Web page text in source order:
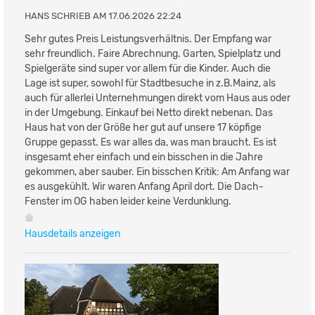
HANS SCHRIEB AM 17.06.2026 22:24
Sehr gutes Preis Leistungsverhältnis. Der Empfang war
sehr freundlich. Faire Abrechnung. Garten, Spielplatz und
Spielgeräte sind super vor allem für die Kinder. Auch die
Lage ist super, sowohl für Stadtbesuche in z.B.Mainz, als
auch für allerlei Unternehmungen direkt vom Haus aus oder
in der Umgebung. Einkauf bei Netto direkt nebenan. Das
Haus hat von der Größe her gut auf unsere 17 köpfige
Gruppe gepasst. Es war alles da, was man braucht. Es ist
insgesamt eher einfach und ein bisschen in die Jahre
gekommen, aber sauber. Ein bisschen Kritik: Am Anfang war
es ausgekühlt. Wir waren Anfang April dort. Die Dach-
Fenster im OG haben leider keine Verdunklung.
Hausdetails anzeigen